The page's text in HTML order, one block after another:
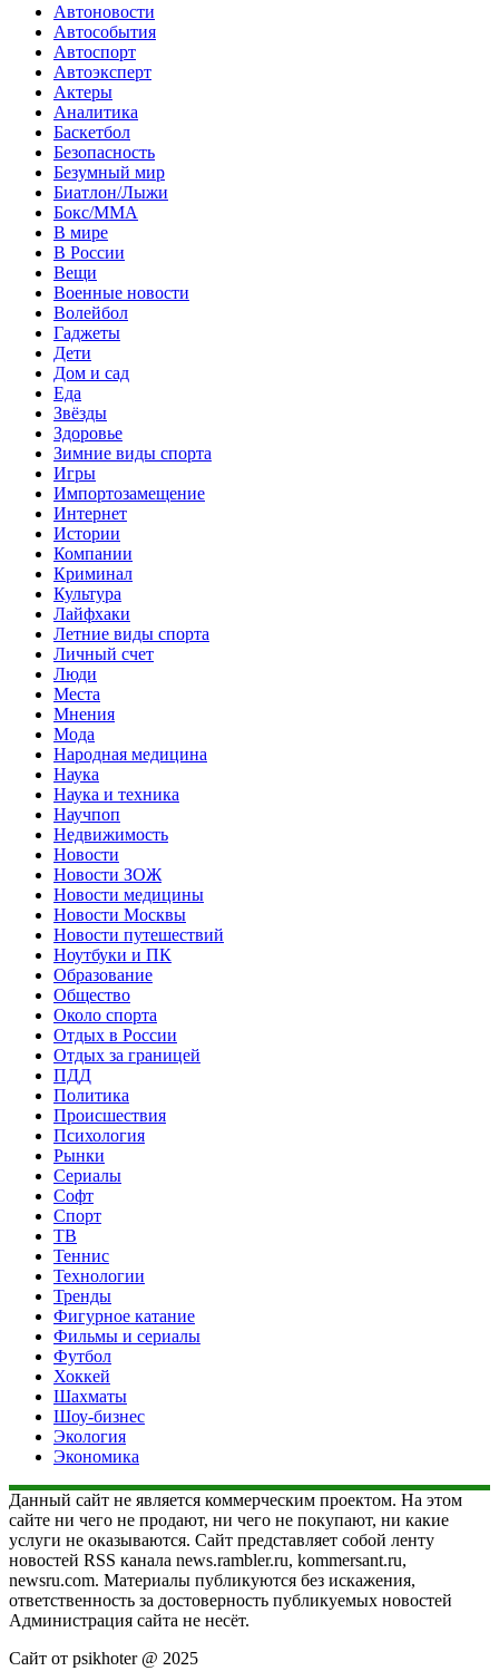
Автоновости
Автособытия
Автоспорт
Автоэксперт
Актеры
Аналитика
Баскетбол
Безопасность
Безумный мир
Биатлон/Лыжи
Бокс/MMA
В мире
В России
Вещи
Военные новости
Волейбол
Гаджеты
Дети
Дом и сад
Еда
Звёзды
Здоровье
Зимние виды спорта
Игры
Импортозамещение
Интернет
Истории
Компании
Криминал
Культура
Лайфхаки
Летние виды спорта
Личный счет
Люди
Места
Мнения
Мода
Народная медицина
Наука
Наука и техника
Научпоп
Недвижимость
Новости
Новости ЗОЖ
Новости медицины
Новости Москвы
Новости путешествий
Ноутбуки и ПК
Образование
Общество
Около спорта
Отдых в России
Отдых за границей
ПДД
Политика
Происшествия
Психология
Рынки
Сериалы
Софт
Спорт
ТВ
Теннис
Технологии
Тренды
Фигурное катание
Фильмы и сериалы
Футбол
Хоккей
Шахматы
Шоу-бизнес
Экология
Экономика
Данный сайт не является коммерческим проектом. На этом
сайте ни чего не продают, ни чего не покупают, ни какие
услуги не оказываются. Сайт представляет собой ленту
новостей RSS канала news.rambler.ru, kommersant.ru,
newsru.com. Материалы публикуются без искажения,
ответственность за достоверность публикуемых новостей
Администрация сайта не несёт.
Сайт от psikhoter @ 2025